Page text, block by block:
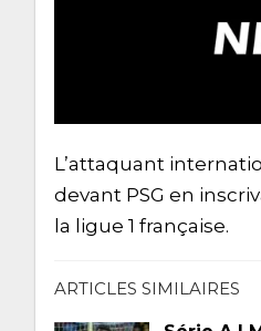
L’attaquant
devant PSG en
la ligue 1 française.
ARTICLES SIMILAIRES